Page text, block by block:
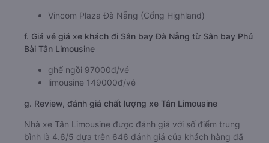
Vincom Plaza Đà Nẵng (Cổng Highland)
f. Giá vé giá xe khách đi Sân bay Đà Nẵng từ Sân bay Phú
Bài Tân Limousine
ghế ngồi 97000đ/vé
limousine 149000đ/vé
g. Review, đánh giá chất lượng xe Tân Limousine
Nhà xe Tân Limousine được đánh giá với số điểm trung
bình là 4.6/5 dựa trên 646 đánh giá của khách hàng đã